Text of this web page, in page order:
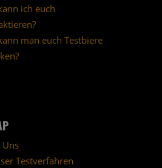
ich euch
man euch Testbiere
Uns
Testverfahren